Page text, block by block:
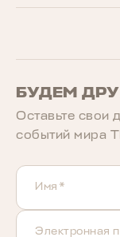
БУДЕМ
Оставьте свои
событий мира
Имя*
Электронная